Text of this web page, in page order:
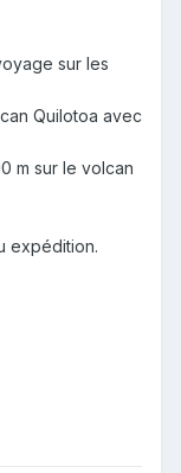
sur les
Quilotoa avec
m sur le volcan
expédition.